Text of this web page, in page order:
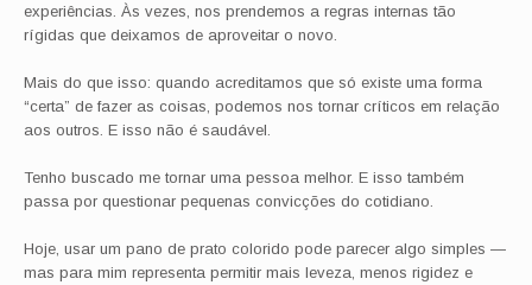
experiências. Às vezes, nos prendemos a regras internas tão
rígidas que deixamos de aproveitar o novo.
Mais do que isso: quando acreditamos que só existe uma forma
“certa” de fazer as coisas, podemos nos tornar críticos em relação
aos outros. E isso não é saudável.
Tenho buscado me tornar uma pessoa melhor. E isso também
passa por questionar pequenas convicções do cotidiano.
Hoje, usar um pano de prato colorido pode parecer algo simples —
mas para mim representa permitir mais leveza, menos rigidez e